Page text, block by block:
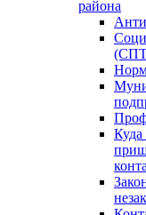
района
Куда